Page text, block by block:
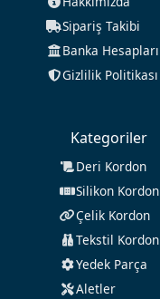
Sipariş Takibi
Banka Hesapları
Gizlilik Politikası
Kategoriler
Deri Kordon
Silikon Kordon
Çelik Kordon
Tekstil Kordon
Yedek Parça
Aletler